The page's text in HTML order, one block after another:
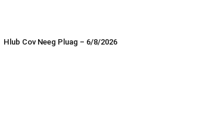
Hlub Cov Neeg Pluag – 6/8/2026